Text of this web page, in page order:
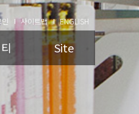
사이트맵 ENGLISH
Site